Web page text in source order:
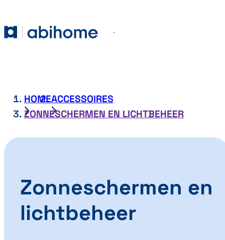
Abihome
HOMEACCESSOIRES
ZONNESCHERMEN EN LICHTBEHEER
Zonneschermen en
lichtbeheer